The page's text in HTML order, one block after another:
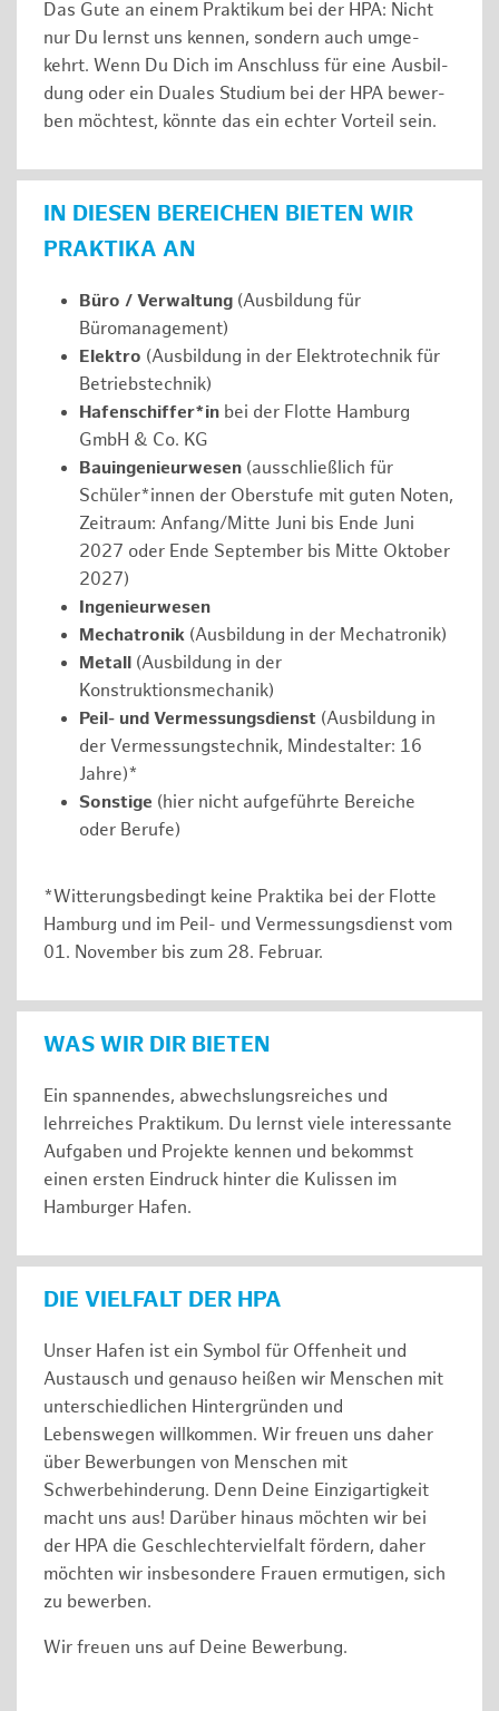
Das Gute an einem Praktikum bei der HPA: Nicht
nur Du lernst uns ken­nen, son­dern auch um­ge­
kehrt. Wenn Du Dich im An­schluss für eine Aus­bil­
dung oder ein Duales Studium bei der HPA be­wer­
ben möch­test, könnte das ein ech­ter Vor­teil sein.
IN DIESEN BEREICHEN BIETEN WIR
PRAKTIKA AN
Büro / Verwaltung (Ausbildung für
Büromanagement)
Elektro (Ausbildung in der Elektrotechnik für
Betriebstechnik)
Hafenschiffer*in bei der Flotte Hamburg
GmbH & Co. KG
Bauingenieurwesen (ausschließlich für
Schüler*innen der Oberstufe mit guten Noten,
Zeitraum: Anfang/Mitte Juni bis Ende Juni
2027 oder Ende September bis Mitte Oktober
2027)
Ingenieurwesen
Mechatronik (Ausbildung in der Mechatronik)
Metall (Ausbildung in der
Konstruktionsmechanik)
Peil- und Vermessungsdienst (Ausbildung in
der Vermessungstechnik, Mindestalter: 16
Jahre)*
Sonstige (hier nicht aufgeführte Bereiche
oder Berufe)
*Witterungsbedingt keine Praktika bei der Flotte
Hamburg und im Peil- und Vermessungsdienst vom
01. November bis zum 28. Februar.
WAS WIR DIR BIETEN
Ein spannendes, abwechslungsreiches und
lehrreiches Praktikum. Du lernst viele interessante
Aufgaben und Projekte kennen und bekommst
einen ersten Eindruck hinter die Kulissen im
Hamburger Hafen.
DIE VIELFALT DER HPA
Unser Hafen ist ein Symbol für Offenheit und
Austausch und genauso heißen wir Menschen mit
unterschiedlichen Hintergründen und
Lebenswegen willkommen. Wir freuen uns daher
über Bewerbungen von Menschen mit
Schwerbehinderung. Denn Deine Einzigartigkeit
macht uns aus! Darüber hinaus möchten wir bei
der HPA die Geschlechtervielfalt fördern, daher
möchten wir insbesondere Frauen ermutigen, sich
zu bewerben.
Wir freuen uns auf Deine Bewerbung.